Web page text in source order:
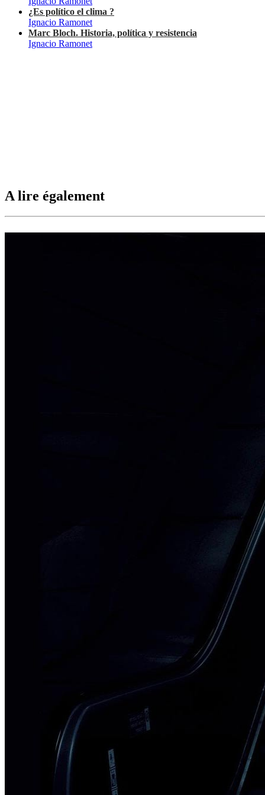
¿Es político el clima ?
Ignacio Ramonet
Marc Bloch. Historia, política y resistencia
Ignacio Ramonet
A lire également